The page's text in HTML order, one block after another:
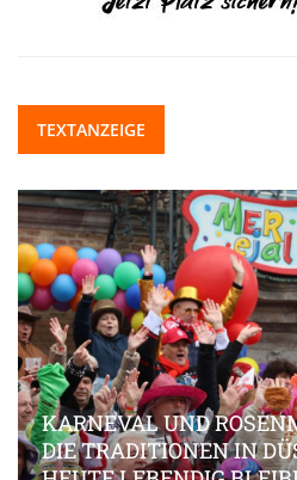
TEXTANZEIGE
KARNEVAL UND
DIE TRADITIONEN IN